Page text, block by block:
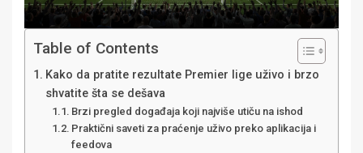
Table of Contents
Kako da pratite rezultate Premier lige uživo i brzo
shvatite šta se dešava
Brzi pregled događaja koji najviše utiču na ishod
Praktični saveti za praćenje uživo preko aplikacija i
feedova